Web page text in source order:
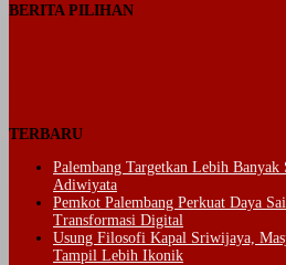
BERITA PILIHAN
TERBARU
Palembang Targetkan Lebih Banyak
Adiwiyata
Pemkot Palembang Perkuat Daya
Transformasi Digital
Usung Filosofi Kapal Sriwijaya,
Tampil Lebih Ikonik